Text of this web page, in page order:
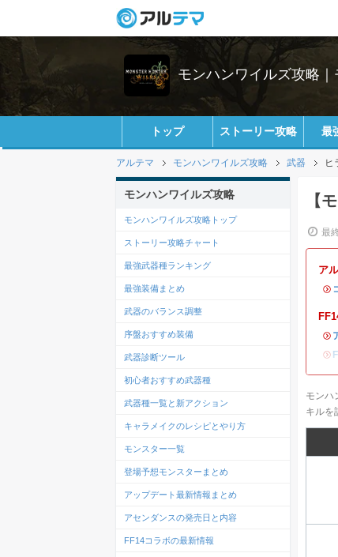
モンハンワイルズ攻略
トップ ストーリー攻略 最
アルテマ モンハンワイルズ攻略 武器 ヒ
【
最
ア
・
・
・
モンハ
キルを
モンハンワイルズ攻略
モンハンワイルズ攻略トップ
ストーリー攻略チャート
最強武器種ランキング
最強装備まとめ
武器のバランス調整
序盤おすすめ装備
武器診断ツール
初心者おすすめ武器種
武器種一覧と新アクション
キャラメイクのレシピとやり方
モンスター一覧
登場予想モンスターまとめ
アップデート最新情報まとめ
アセンダンスの発売日と内容
FF14コラボの最新情報